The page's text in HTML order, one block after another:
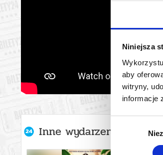
Niniejsza
aby
witryny,
informacje
zgody
Inne wydarzenia